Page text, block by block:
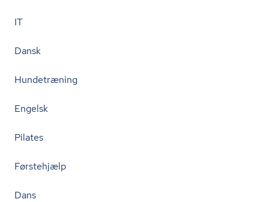
IT
Dansk
Hundetræning
Engelsk
Pilates
Førstehjælp
Dans